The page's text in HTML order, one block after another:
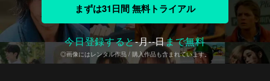
まずは31日間 無料トライアル
今日登録すると-月--日まで無料
◎画像にはレンタル作品 / 購入作品も含まれています。